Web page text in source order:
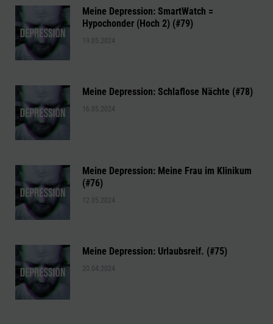
Meine Depression: SmartWatch =
Hypochonder (Hoch 2) (#79)
19.05.2024
Meine Depression: Schlaflose Nächte (#78)
16.05.2024
Meine Depression: Meine Frau im Klinikum
(#76)
12.05.2024
Meine Depression: Urlaubsreif. (#75)
20.04.2024